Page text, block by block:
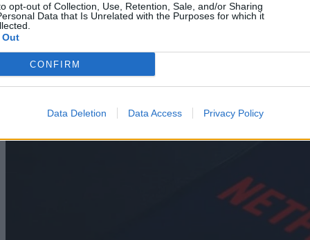
opt-out of Collection, Use, Retention, Sale, and/or Sharing
Data that Is Unrelated with the Purposes for which it
CONFIRM
Data Deletion Data Access Privacy Policy
Technology
Απόφαση σταθμός με τη Γαλλία να βάζει τέλος στις
τηλεφωνικές πωλήσεις
07/08/2026